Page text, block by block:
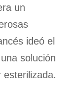
un
ideó el
solución